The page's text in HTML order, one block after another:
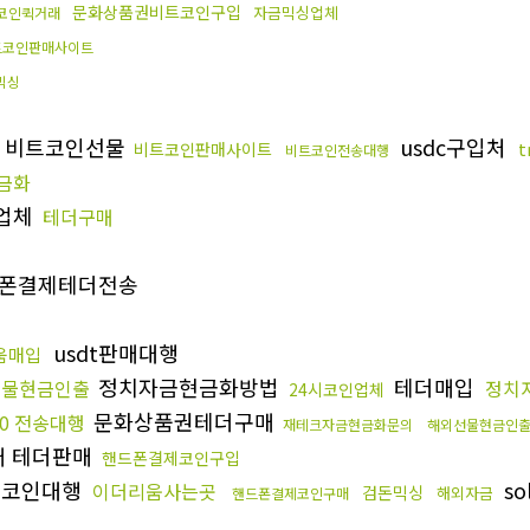
인퀵거래 문화상품권비트코인구입 자금믹싱업체
인판매사이트
싱
비트코인선물 비트코인판매사이트 비트코인전송대행 usdc구입처
화
체 테더구매
결제테더전송
매입 usdt판매대행
현금인출 정치자금현금화방법 24시코인업체 테더매입 정치
전송대행 문화상품권테더구매 재테크자금현금화문의 해외선물현금인출
테더판매 핸드폰결제코인구입
인대행 이더리움사는곳 핸드폰결제코인구매 검돈믹싱 해외자금